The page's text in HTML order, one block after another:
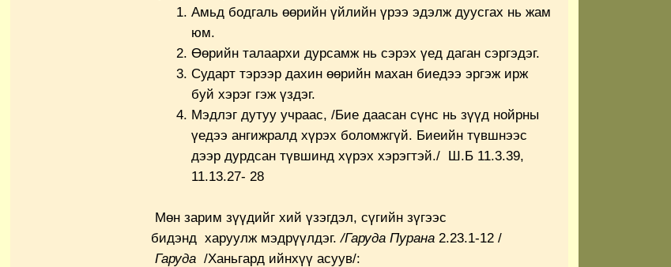
Амьд бодгаль өөрийн үйлийн үрээ эдэлж дуусгах нь жам
юм.
Өөрийн талаархи дурсамж нь сэрэх үед даган сэргэдэг.
Сударт тэрээр дахин өөрийн махан биедээ эргэж ирж
буй хэрэг гэж үздэг.
Мэдлэг дутуу учраас, /Бие даасан сүнс нь зүүд нойрны
үедээ ангижралд хүрэх боломжгүй. Биеийн түвшнээс
дээр дурдсан түвшинд хүрэх хэрэгтэй./ Ш.Б 11.3.39,
11.13.27- 28
Мөн зарим зүүдийг хий үзэгдэл, сүгийн зүгээс
бидэнд харуулж мэдрүүлдэг./Гаруда Пурана2.23.1-12 /
Гаруда/Ханьгард ийнхүү асуув/: